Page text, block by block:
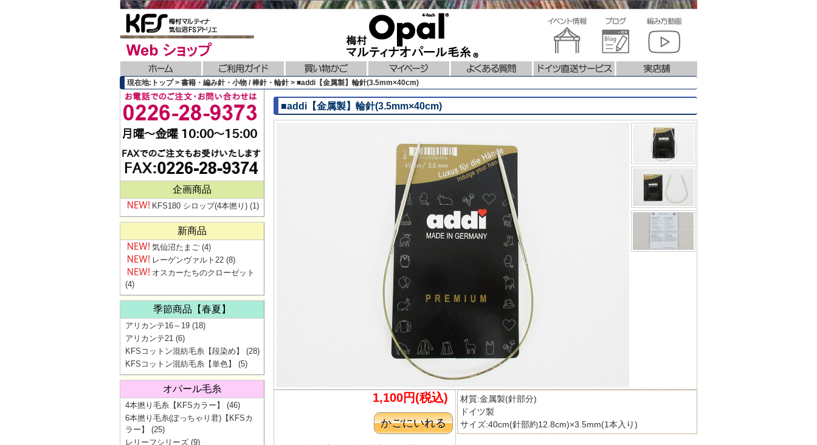
現在地:トップ > 書籍・編み針・小物 / 棒針・輪針 > ■addi【金属製】輪針(3.5mm×40cm)
■addi【金属製】輪針(3.5mm×40cm)
1,100円(税込)
材質:金属製(針部分)
ドイツ製
サイズ:40cm(針部約12.8cm)×3.5mm(1本入り)
企画商品
KFS180 シロップ(4本撚り) (1)
新商品
気仙沼たまご (4)
レーゲンヴァルト22 (8)
オスカーたちのクローゼット
(4)
季節商品【春夏】
アリカンテ16～19 (18)
アリカンテ21 (6)
KFSコットン混紡毛糸【段染め】
(28)
KFSコットン混紡毛糸【単色】
(5)
オパール毛糸
4本撚り毛糸【KFSカラー】
(46)
6本撚り毛糸(ぽっちゃり君)【KFSカ
ラー】
(25)
レリーフシリーズ (9)